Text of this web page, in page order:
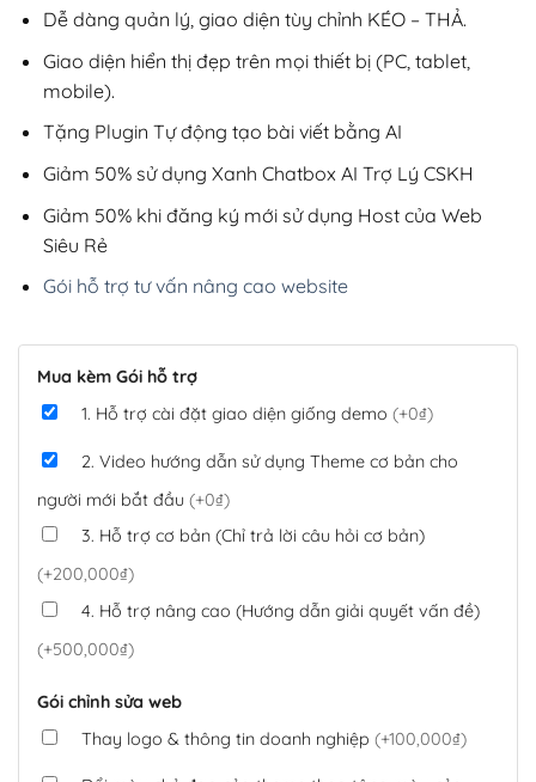
Dễ dàng quản lý, giao diện tùy chỉnh KÉO – THẢ.
Giao diện hiển thị đẹp trên mọi thiết bị (PC, tablet,
mobile).
Tặng Plugin Tự động tạo bài viết bằng AI
Giảm 50% sử dụng Xanh Chatbox AI Trợ Lý CSKH
Giảm 50% khi đăng ký mới sử dụng Host của Web
Siêu Rẻ
Gói hỗ trợ tư vấn nâng cao website
Mua kèm Gói hỗ trợ
1. Hỗ trợ cài đặt giao diện giống demo (+0₫)
2. Video hướng dẫn sử dụng Theme cơ bản cho
người mới bắt đầu (+0₫)
3. Hỗ trợ cơ bản (Chỉ trả lời câu hỏi cơ bản)
(+200,000₫)
4. Hỗ trợ nâng cao (Hướng dẫn giải quyết vấn đề)
(+500,000₫)
Gói chỉnh sửa web
Thay logo & thông tin doanh nghiệp (+100,000₫)